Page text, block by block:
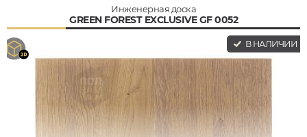
Инженерная доска
GREEN FOREST EXCLUSIVE GF 0052
В НАЛИЧИИ